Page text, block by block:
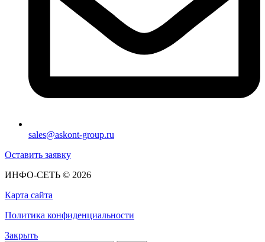
sales@askont-group.ru
Оставить заявку
ИНФО-СЕТЬ © 2026
Карта сайта
Политика конфиденциальности
Закрыть